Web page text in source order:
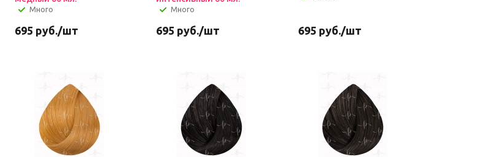
Много
695 руб./шт
Много
695 руб./шт 695 руб./шт